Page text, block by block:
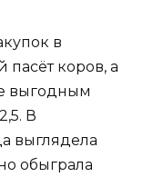
в
пасёт коров, а
выгодным
В
выглядела
обыграла